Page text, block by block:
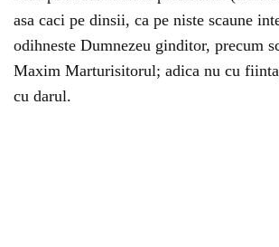
asa caci pe dinsii, ca pe niste scaune
odihneste Dumnezeu ginditor, precum
Maxim Marturisitorul; adica nu cu
cu darul.